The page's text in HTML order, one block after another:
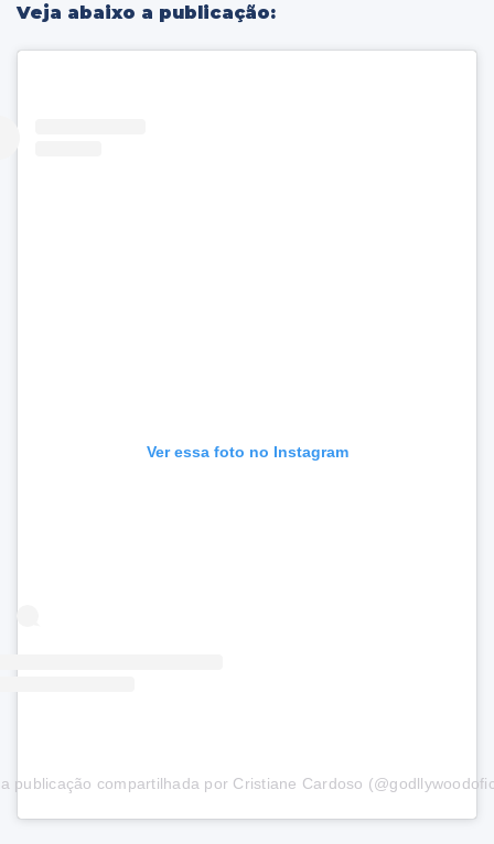
Veja abaixo a publicação:
Ver essa foto no Instagram
publicação compartilhada por Cristiane Cardoso